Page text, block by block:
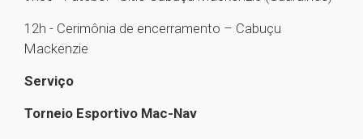
12h - Cerimônia de encerramento – Cabuçu
Mackenzie
Serviço
Torneio Esportivo Mac-Nav